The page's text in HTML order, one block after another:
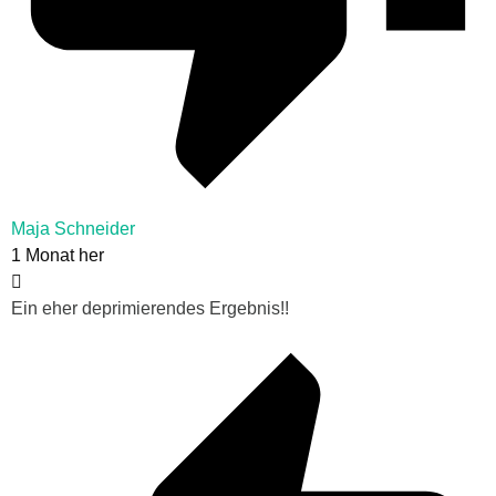
Maja Schneider
1 Monat her
Ein eher deprimierendes Ergebnis!!